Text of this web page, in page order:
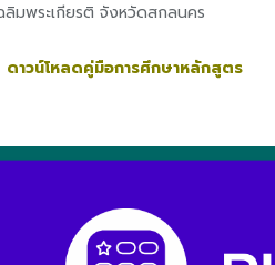
ลิมพระเกียรติ จังหวัดสกลนคร
โหลดคู่มือการศึกษาหลักสูตร